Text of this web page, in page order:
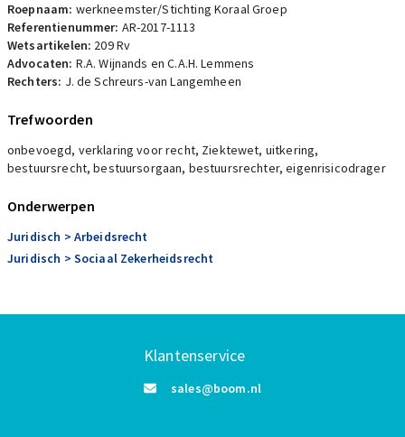
Roepnaam: werkneemster/Stichting Koraal Groep
Referentienummer: AR-2017-1113
Wetsartikelen: 209 Rv
Advocaten: R.A. Wijnands en C.A.H. Lemmens
Rechters: J. de Schreurs-van Langemheen
Trefwoorden
onbevoegd, verklaring voor recht, Ziektewet, uitkering,
bestuursrecht, bestuursorgaan, bestuursrechter, eigenrisicodrager
Onderwerpen
Juridisch > Arbeidsrecht
Juridisch > Sociaal Zekerheidsrecht
Klantenservice
sales@boom.nl